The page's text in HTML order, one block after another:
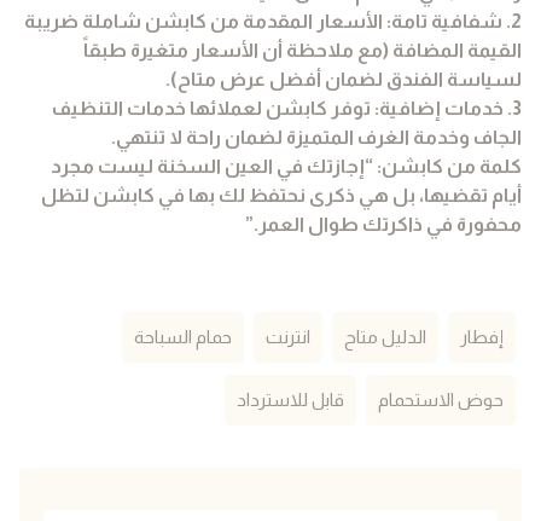
2. شفافية تامة: الأسعار المقدمة من كابشن شاملة ضريبة
القيمة المضافة (مع ملاحظة أن الأسعار متغيرة طبقاً
لسياسة الفندق لضمان أفضل عرض متاح).
3. خدمات إضافية: توفر كابشن لعملائها خدمات التنظيف
الجاف وخدمة الغرف المتميزة لضمان راحة لا تنتهي.
كلمة من كابشن: “إجازتك في العين السخنة ليست مجرد
أيام تقضيها، بل هي ذكرى نحتفظ لك بها في كابشن لتظل
محفورة في ذاكرتك طوال العمر.”
إفطار الدليل متاح انترنت حمام السباحة
حوض الاستحمام قابل للاسترداد